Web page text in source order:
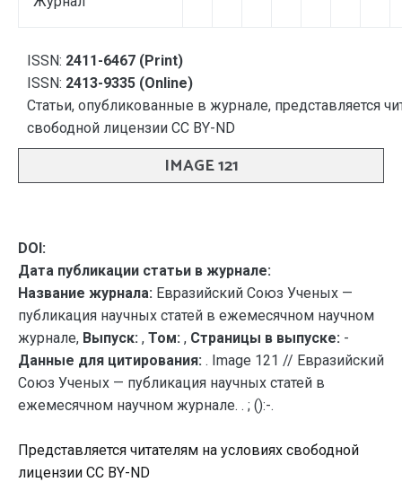
ISSN: 2411-6467 (Print)
ISSN: 2413-9335 (Online)
Статьи, опубликованные в журнале, представляется
свободной лицензии CC BY-ND
IMAGE 121
DOI:
Дата публикации статьи в журнале:
Название журнала: Евразийский Союз Ученых —
публикация научных статей в ежемесячном научном
журнале, Выпуск: , Том: , Страницы в выпуске: -
Данные для цитирования: . Image 121 // Евразийский
Союз Ученых — публикация научных статей в
ежемесячном научном журнале. . ; ():-.
Представляется читателям на условиях свободной
лицензии CC BY-ND